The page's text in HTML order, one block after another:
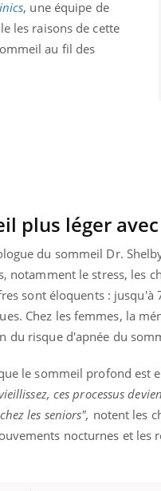
, une équipe de
les raisons de cette
au fil des
plus léger
du sommeil Dr.
notamment le stress, les
sont éloquents : jusqu'à
Chez les femmes, la
du risque d'apnée du
le sommeil profond est
ces processus
les seniors", notent les
nocturnes et les
Youtube
c'est votre
cet
Youtube
Quand
être global
qualité de
Docteur
directeur ...